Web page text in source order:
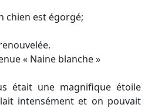
chien est égorgé;
« Naine blanche »
était une magnifique étoile
intensément et on pouvait